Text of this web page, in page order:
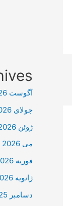
آگوست 2026
جولای 2026
ژوئن 2026
می 2026
فوریه 2026
ژانویه 2026
دسامبر 2025